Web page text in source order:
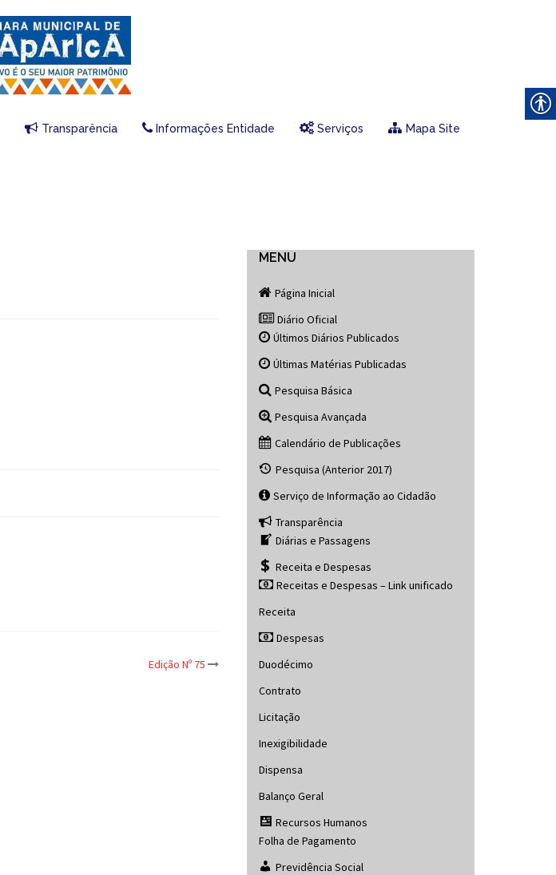
Transparência Informações Entidade Serviços Mapa Site
Edição Nº 75
MENU
Página Inicial
Diário Oficial
Últimos Diários Publicados
Últimas Matérias Publicadas
Pesquisa Básica
Pesquisa Avançada
Calendário de Publicações
Pesquisa (Anterior 2017)
Serviço de Informação ao Cidadão
Transparência
Diárias e Passagens
Receita e Despesas
Receitas e Despesas – Link unificado
Receita
Despesas
Duodécimo
Contrato
Licitação
Inexigibilidade
Dispensa
Balanço Geral
Recursos Humanos
Folha de Pagamento
Previdência Social